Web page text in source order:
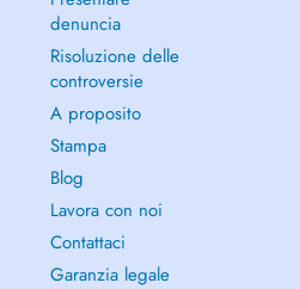
denuncia
Risoluzione delle
controversie
A proposito
Stampa
Blog
Lavora con noi
Contattaci
Garanzia legale